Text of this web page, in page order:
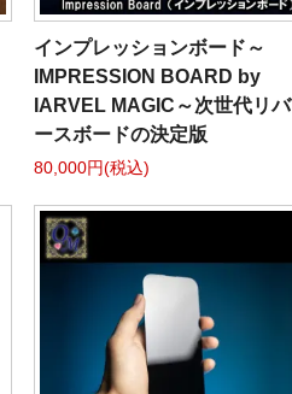
インプレッションボード～
IMPRESSION BOARD by
IARVEL MAGIC～次世代リバ
ースボードの決定版
80,000円(税込)